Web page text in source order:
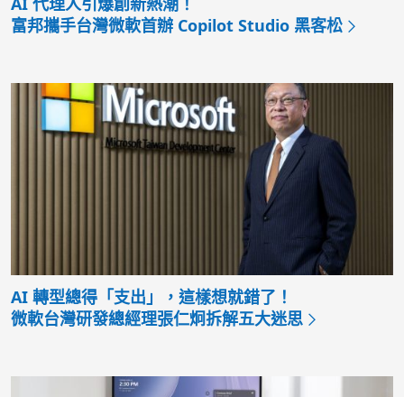
富邦攜手台灣微軟首辦 Copilot Studio 黑客松
AI 轉型總得「支出」，這樣想就錯了！
微軟台灣研發總經理張仁炯拆解五大迷思